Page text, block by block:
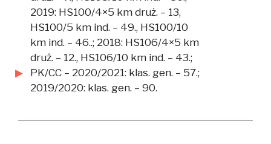
2019: HS100/4×5 km druż. – 13,
HS100/5 km ind. – 49., HS100/10
km ind. – 46..; 2018: HS106/4×5 km
druż. – 12., HS106/10 km ind. – 43.;
PK/CC – 2020/2021: klas. gen. – 57.;
2019/2020: klas. gen. – 90.